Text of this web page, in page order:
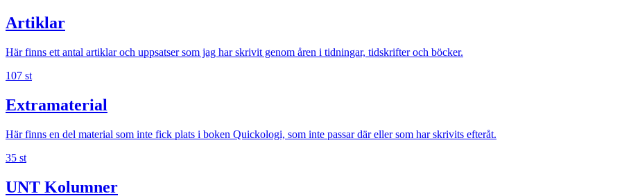
Artiklar
Här finns ett antal artiklar och uppsatser som jag har skrivit genom åren i tidningar, tidskrifter och böcker.
107 st
Extra­material
Här finns en del material som inte fick plats i boken Quickologi, som inte passar där eller som har skrivits efteråt.
35 st
UNT Kolumner